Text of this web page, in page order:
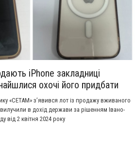
iPhone закладниці
охочі його придбати
«СЕТАМ» з’явився лот із продажу вживаного
в дохід держави за рішенням Івано-
від 2 квітня 2024 року